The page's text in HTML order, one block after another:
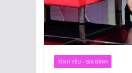
TÌNH YÊU - GIA ĐÌNH